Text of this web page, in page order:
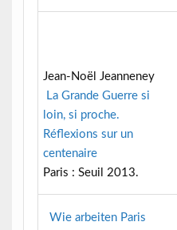
Jean-Noël Jeanneney
La Grande Guerre si
loin, si proche.
Réflexions sur un
centenaire
Paris : Seuil 2013.
Wie arbeiten Paris